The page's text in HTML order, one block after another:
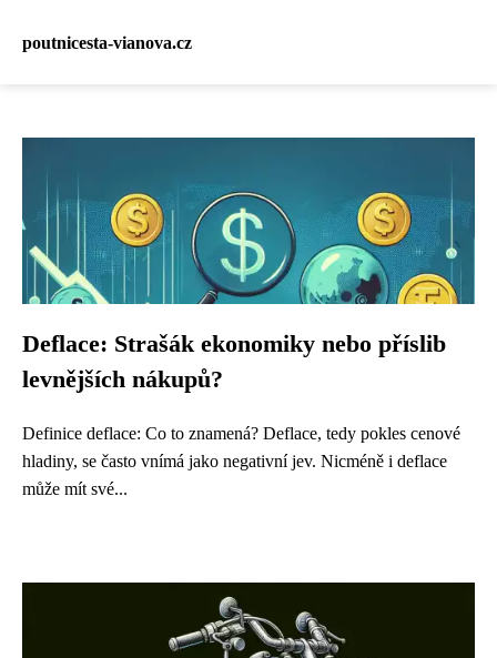
poutnicesta-vianova.cz
Deflace: Strašák ekonomiky nebo příslib
levnějších nákupů?
Definice deflace: Co to znamená? Deflace, tedy pokles cenové
hladiny, se často vnímá jako negativní jev. Nicméně i deflace
může mít své...